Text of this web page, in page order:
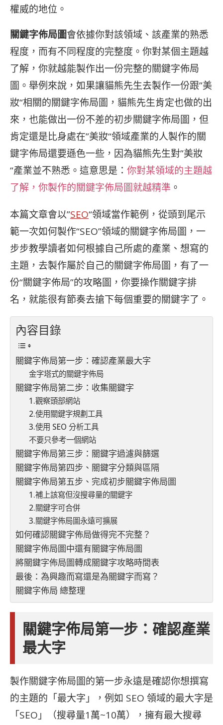
權威的地位。
關鍵字佈局圖會依據你對該領域、該產業的熟悉
程度，而有不同程度的完整度。你對某個主題越
了解，你就越能製作出一份完整的關鍵字佈局
圖。舉例來說，如果讓貓熊先生去製作一份跟”美
妝“相關的關鍵字佈局圖，貓熊先生肯定也做的出
來，也能做出一份不差的初步關鍵字佈局圖，但
肯定還是比身處在”美妝“領域產業的人製作的關
鍵字佈局還要遜色一些，因為貓熊先生對”美妝
“產業並不熟悉。這意思是： 你對某領域的主題越
了解，你製作的關鍵字佈局圖就越精準 。
本篇文章會以”SEO“領域當作範例，從頭到尾示
範一次如何製作“SEO”領域的關鍵字佈局圖，一
步步教學讀者如何根據自己所處的產業、想寫的
主題，去製作屬於自己的關鍵字佈局圖，有了一
份“關鍵字佈局”的攻略圖，你要操作關鍵字排
名，就能很有節奏去搶下每個重要的關鍵字了。
內容目錄
關鍵字佈局第一步：確認產業最大字
金字塔式的關鍵字佈局
關鍵字佈局第二步：收集關鍵字
1.觀察頭部網站
2.使用關鍵字規劃工具
3.使用 SEO 分析工具
不要只參考一個網站
關鍵字佈局第三步：關鍵字過濾與篩選
關鍵字佈局第四步、關鍵字分類與區隔
關鍵字佈局第五步、完成初步關鍵字佈局圖
1.補上該寫但沒搜尋量的關鍵字
2.關鍵字可合併
3.關鍵字佈局圖永遠可擴展
如何確認關鍵字佈局做得完不完整？
關鍵字佈局圖中還有關鍵字佈局圖
將關鍵字佈局圖轉成關鍵字攻略時間表
最後：為興趣而寫還是為關鍵字而寫？
關鍵字佈局 總整理
關鍵字佈局第一步：確認產業
最大字
製作關鍵字佈局圖的第一步永遠是確認你想撰寫
的主題的「最大字」，例如 SEO 領域的最大字是
「SEO」（搜尋量1萬~10萬），擁有最大搜尋